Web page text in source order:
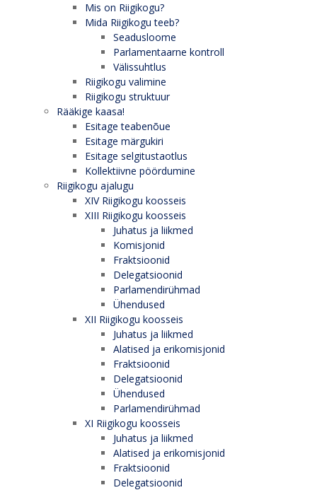
Mis on Riigikogu?
Mida Riigikogu teeb?
Seadusloome
Parlamentaarne kontroll
Välissuhtlus
Riigikogu valimine
Riigikogu struktuur
Rääkige kaasa!
Esitage teabenõue
Esitage märgukiri
Esitage selgitustaotlus
Kollektiivne pöördumine
Riigikogu ajalugu
XIV Riigikogu koosseis
XIII Riigikogu koosseis
Juhatus ja liikmed
Komisjonid
Fraktsioonid
Delegatsioonid
Parlamendirühmad
Ühendused
XII Riigikogu koosseis
Juhatus ja liikmed
Alatised ja erikomisjonid
Fraktsioonid
Delegatsioonid
Ühendused
Parlamendirühmad
XI Riigikogu koosseis
Juhatus ja liikmed
Alatised ja erikomisjonid
Fraktsioonid
Delegatsioonid